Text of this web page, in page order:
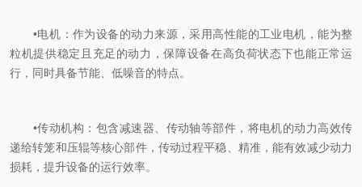
•电机‌：作为设备的动力来源，采用高性能的工业电机，能为整
粒机提供稳定且充足的动力，保障设备在高负荷状态下也能正常运
行，同时具备节能、低噪音的特点。
•传动机构‌：包含减速器、传动轴等部件，将电机的动力高效传
递给转笼和压辊等核心部件，传动过程平稳、精准，能有效减少动力
损耗，提升设备的运行效率。